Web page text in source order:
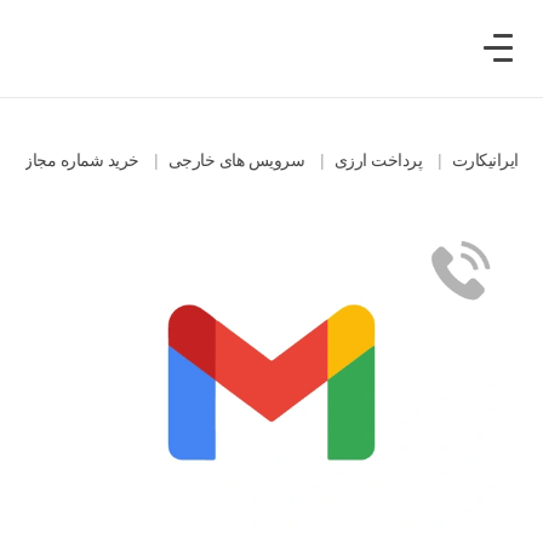
ایرانیکارت پرداخت ارزی سرویس های خارجی خرید شماره مجازی